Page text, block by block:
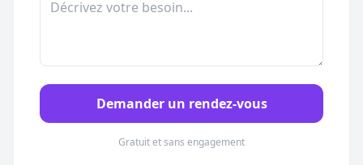
Demander un rendez-vous
Gratuit et sans engagement